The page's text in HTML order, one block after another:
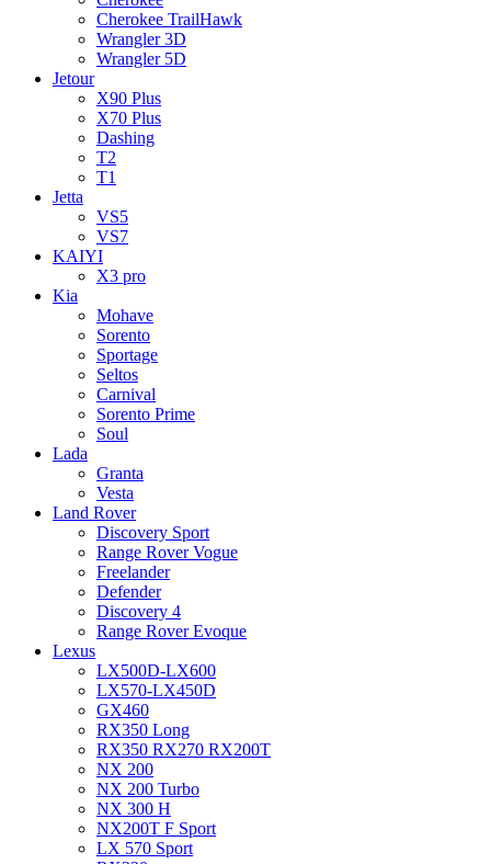
Cherokee TrailHawk
Wrangler 3D
Wrangler 5D
Jetour
X90 Plus
X70 Plus
Dashing
T2
T1
Jetta
VS5
VS7
KAIYI
X3 pro
Kia
Mohave
Sorento
Sportage
Seltos
Carnival
Sorento Prime
Soul
Lada
Granta
Vesta
Land Rover
Discovery Sport
Range Rover Vogue
Freelander
Defender
Discovery 4
Range Rover Evoque
Lexus
LX500D-LX600
LX570-LX450D
GX460
RX350 Long
RX350 RX270 RX200T
NX 200
NX 200 Turbo
NX 300 H
NX200T F Sport
LX 570 Sport